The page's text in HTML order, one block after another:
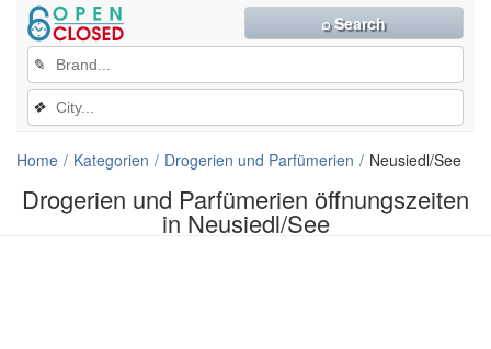
Drogerien und Parfümerien öffnungszeiten
in Neusiedl/See
✎
❖
⌕ Search
Home Kategorien Drogerien und Parfümerien Neusiedl/See